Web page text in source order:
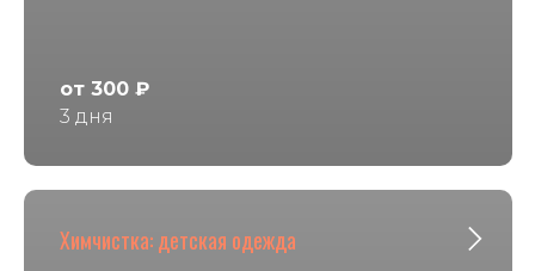
от 300 ₽
3 дня
Химчистка: детская одежда